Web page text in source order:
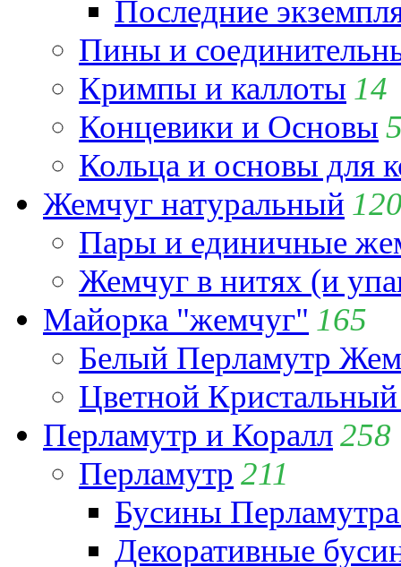
Последние
Пины и
Кримпы и каллоты 14
Концевики и Основы
Кольца и основы для
Жемчуг натуральный
Пары и единичные
Жемчуг в нитях (и
Майорка "жемчуг" 165
Белый Перламутр
Цветной
Перламутр и Коралл258
Перламутр 211
Бусины
Декоративные